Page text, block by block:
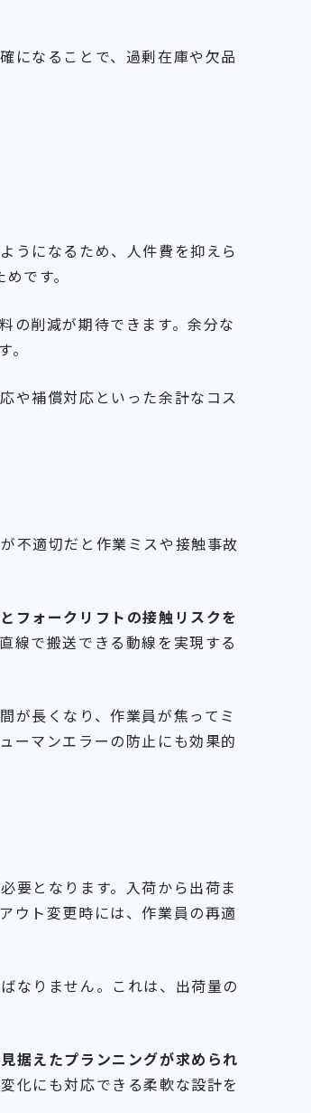
になることで、過剰在庫や欠品
うになるため、人件費を抑えら
です。
の削減が期待できます。余分な
や補償対応といった余計なコス
不適切だと作業ミスや接触事故
フォークリフトの接触リスクを
線で搬送できる動線を実現する
が長くなり、作業員が焦ってミ
ーマンエラーの防止にも効果的
要となります。入荷から出荷ま
ウト変更時には、作業員の再適
なりません。これは、出荷量の
据えたプランニングが求められ
化にも対応できる柔軟な設計を